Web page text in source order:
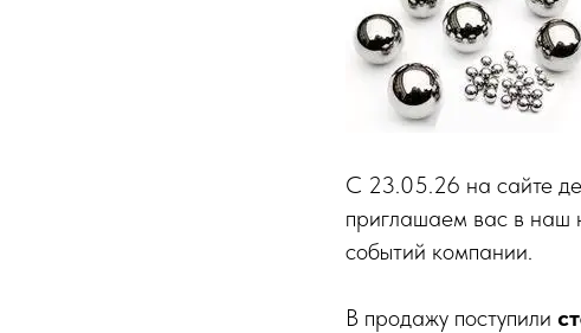
С 23.05.26 на сайте
приглашаем вас в наш
событий компании.
В продажу поступили